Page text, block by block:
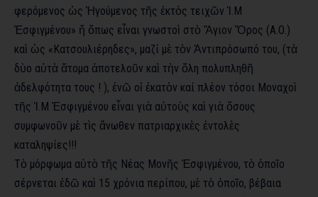
φερόμενος ὡς Ἡγούμενος τῆς ἐκτὸς τειχῶν Ἱ.Μ
Ἐσφιγμένου» ἤ ὅπως εἶναι γνωστοὶ στὸ Ἅγιον Ὄρος (Α.Ο.)
καὶ ὡς «Κατσουλιέρηδες», μαζί μὲ τὸν Ἀντιπρόσωπό του, (τὰ
δὺο αὐτὰ ἄτομα ἀποτελοῦν καὶ τὴν ὅλη πολυπληθῆ
ἀδελφότητα τους ! ), ἐνῶ οἱ ἑκατὸν καί πλέον τόσοι Μοναχοὶ
τῆς Ἱ.Μ Ἐσφιγμένου εἶναι γιὰ αὐτοὺς καὶ γιὰ ὅσους
συμφωνοῦν μὲ τὶς ἄνωθεν πατριαρχικὲς ἐντολὲς
καταληψίες!!!
Τὸ μόρφωμα αὐτὸ τῆς Νέας Μονῆς Ἐσφιγμένου, τὸ ὁποῖο
σέρνεται ἐδῶ καὶ 15 χρόνια περίπου, μὲ τὸ ὁποῖο, βέβαια